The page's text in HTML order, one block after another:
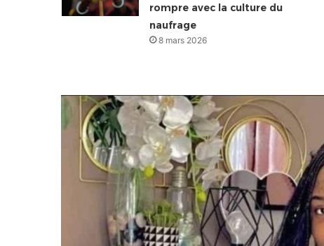
rompre avec la culture du
naufrage
8 mars 2026